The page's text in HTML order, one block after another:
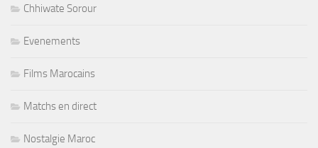
Chhiwate Sorour
Evenements
Films Marocains
Matchs en direct
Nostalgie Maroc